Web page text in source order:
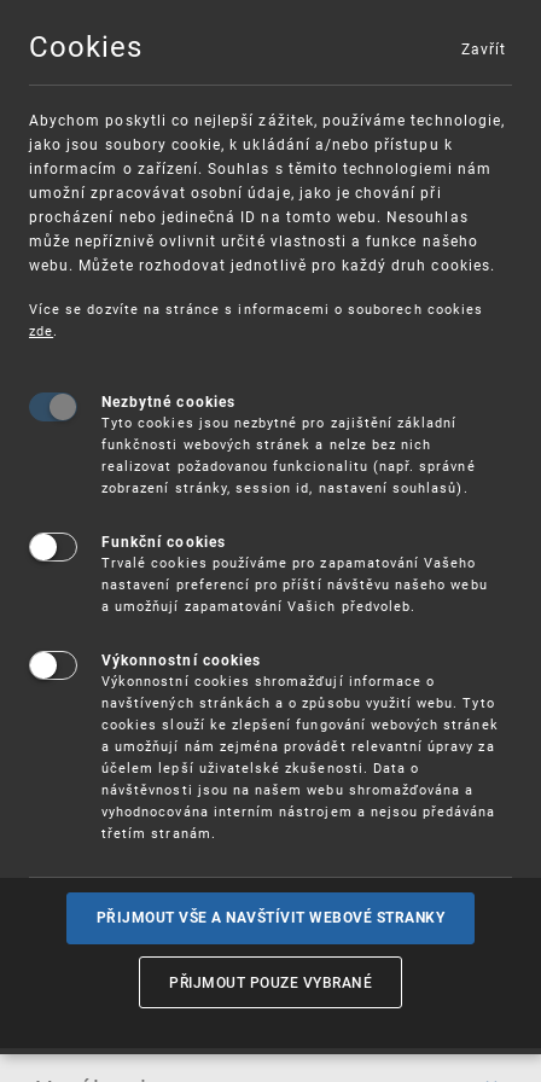
MENU
UPV
Materiály
Všechny materiály si můžeš stáhnout a vytisknout. Slouží
však pouze studijním účelům :-)
HRA: Stezka k ochranné známce
Nová desková hra: Stezka k ochranné známce
ÚPV připravil novou deskovou hru pro děti i dospělé, ve
které se zábavnou formou naučíte, jakým způsobem si
vystřihnout a slepit a můžete začít hrát...
Herní plán(pdf, 114 kB)
Herní deska - pravá strana(pdf, 2,1 MB)
Herní deska - levá strana(pdf, 2,1 MB)
Figurky a žetony(pdf, 466 kB)
Komiksy
ti víc napoví krátké komiksy.
Duševní vlastnictví
Co všechno se skrývá pod pojmem duševní vlastnictví?
Stačí kliknout a z naší brožurky se dozvíš víc.
Cookies
Abychom poskytli co nejlepší zážitek, používáme technologie,
jako jsou soubory cookie, k ukládání a/nebo přístupu k
informacím o zařízení. Souhlas s těmito technologiemi nám
umožní zpracovávat osobní údaje, jako je chování při
procházení nebo jedinečná ID na tomto webu. Nesouhlas
může nepříznivě ovlivnit určité vlastnosti a funkce našeho
webu. Můžete rozhodovat jednotlivě pro každý druh cookies.
Více se dozvíte na stránce s informacemi o souborech cookies
zde.
Nezbytné cookies
Tyto cookies jsou nezbytné pro zajištění základní
funkčnosti webových stránek a nelze bez nich
realizovat požadovanou funkcionalitu (např. správné
zobrazení stránky, session id, nastavení souhlasů).
Funkční cookies
Trvalé cookies používáme pro zapamatování Vašeho
nastavení preferencí pro příští návštěvu našeho webu
a umožňují zapamatování Vašich předvoleb.
Výkonnostní cookies
Výkonnostní cookies shromažďují informace o
navštívených stránkách a o způsobu využití webu. Tyto
cookies slouží ke zlepšení fungování webových stránek
a umožňují nám zejména provádět relevantní úpravy za
účelem lepší uživatelské zkušenosti. Data o
návštěvnosti jsou na našem webu shromažďována a
vyhodnocována interním nástrojem a nejsou předávána
třetím stranám.
PŘIJMOUT VŠE A NAVŠTÍVIT WEBOVÉ STRANKY
PŘIJMOUT POUZE VYBRANÉ
Zavřít